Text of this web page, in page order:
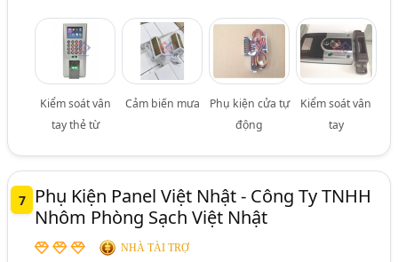
Kiểm soát vân
tay thẻ từ
Cảm biến mưa
Phụ kiện cửa tự
động
Kiểm soát vân
tay
7
Phụ Kiện Panel Việt Nhật - Công Ty TNHH
Nhôm Phòng Sạch Việt Nhật
NHÀ TÀI TRỢ